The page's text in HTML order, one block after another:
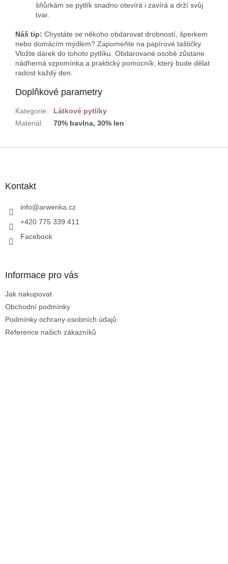
šňůrkám se pytlík snadno otevírá i zavírá a drží svůj
tvar.
Náš tip: Chystáte se někoho obdarovat drobností, šperkem
nebo domácím mýdlem? Zapomeňte na papírové taštičky.
Vložte dárek do tohoto pytlíku. Obdarované osobě zůstane
nádherná vzpomínka a praktický pomocník, který bude dělat
radost každý den.
Doplňkové parametry
Kategorie:
Látkové pytlíky
Materiál: 70% bavlna, 30% len
Kontakt
info@arwenka.cz
+420 775 339 411
Facebook
Informace pro vás
Jak nakupovat
Obchodní podmínky
Podmínky ochrany osobních údajů
Reference našich zákazníků